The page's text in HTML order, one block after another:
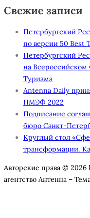
Свежие записи
Петербургский
по версии 50 Best
Петербургский
на Всероссийском
Туризма
Antenna Daily
ПМЭФ 2022
Подписание
бюро Санкт-
Круглый стол
трансформации.
Авторские права ©
агентство Антенна –